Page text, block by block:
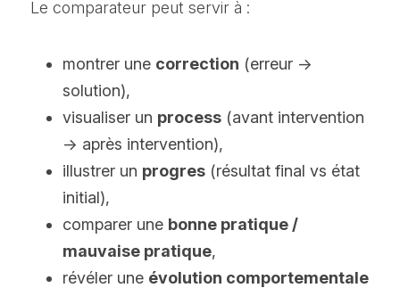
Le comparateur peut servir à :
montrer une correction (erreur →
solution),
visualiser un process (avant intervention
→ après intervention),
illustrer un progres (résultat final vs état
initial),
comparer une bonne pratique /
mauvaise pratique,
révéler une évolution comportementale